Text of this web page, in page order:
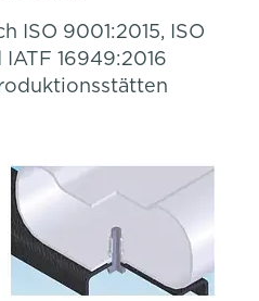
ISO 9001:2015, ISO
IATF 16949:2016